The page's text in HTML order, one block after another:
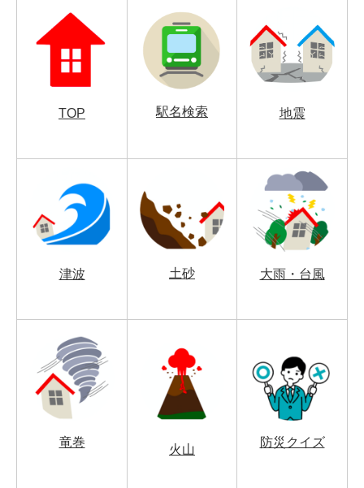
TOP 駅名検索 地震
津波 土砂 大雨・台風
竜巻
火山
防災クイズ